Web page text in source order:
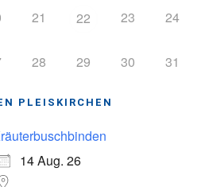
21 22 23 24
28 29 30 31
PLEISKIRCHEN
14 Aug. 26